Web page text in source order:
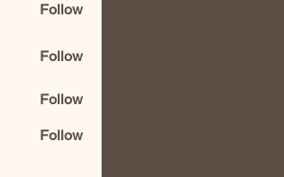
Follow
Follow
Follow
Follow